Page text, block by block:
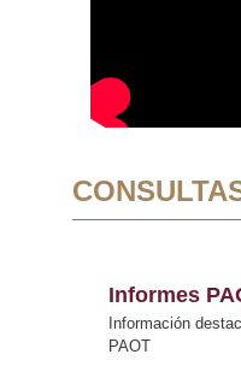
Informes
Información
PAOT